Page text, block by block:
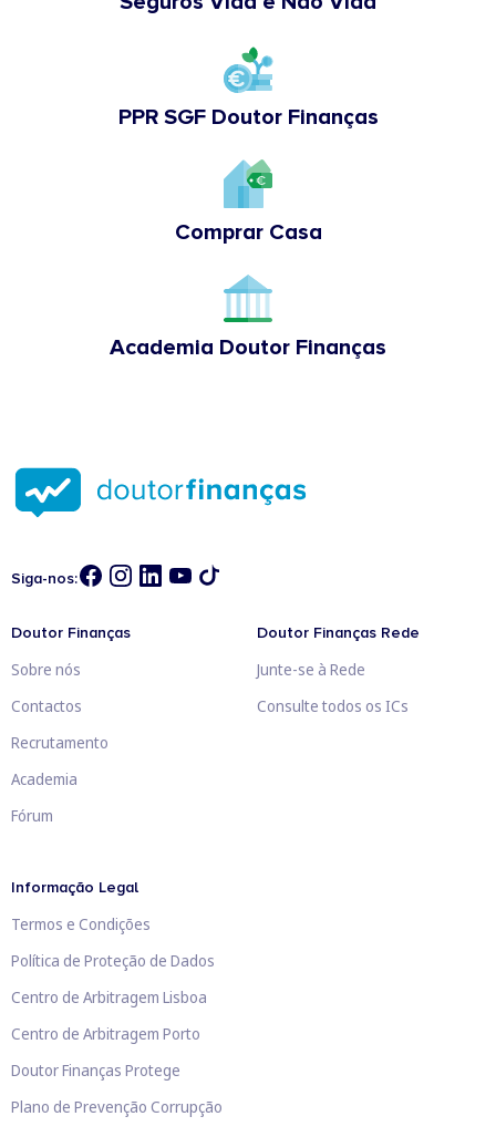
PPR SGF Doutor Finanças
Comprar Casa
Academia Doutor Finanças
Siga-nos:
Doutor Finanças
Sobre nós
Contactos
Recrutamento
Academia
Fórum
Doutor Finanças Rede
Junte-se à Rede
Consulte todos os ICs
Informação Legal
Termos e Condições
Política de Proteção de Dados
Centro de Arbitragem Lisboa
Centro de Arbitragem Porto
Doutor Finanças Protege
Plano de Prevenção Corrupção